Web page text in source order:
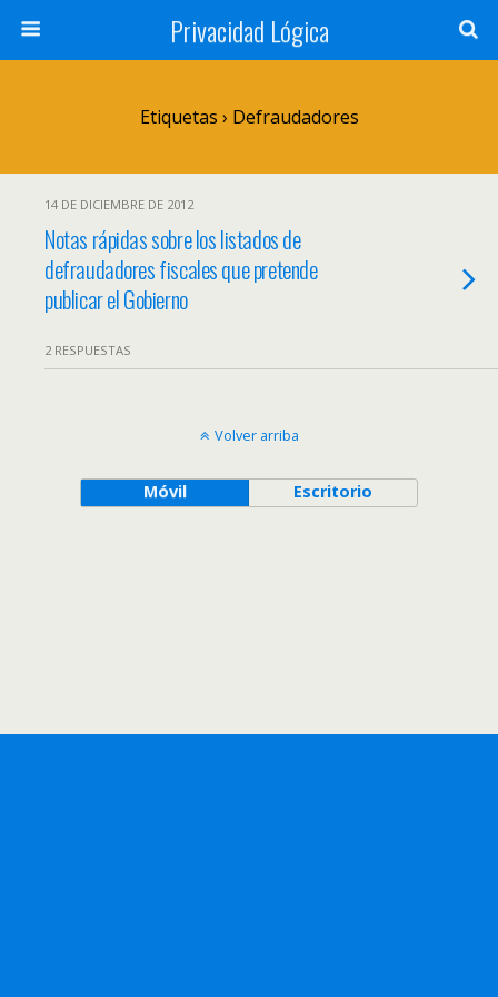
Privacidad Lógica
Etiquetas › Defraudadores
14 DE DICIEMBRE DE 2012
Notas rápidas sobre los listados de
defraudadores fiscales que pretende
publicar el Gobierno
2 RESPUESTAS
Volver arriba
Móvil Escritorio